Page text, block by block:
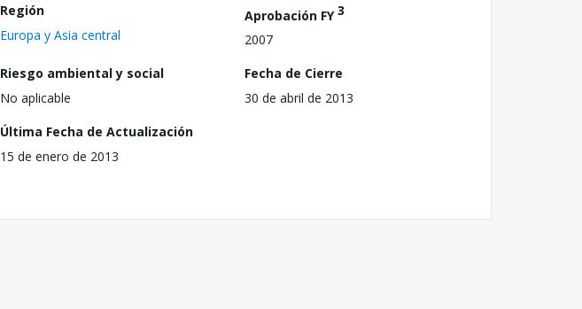
Región
Europa y Asia central
Aprobación FY3
2007
Riesgo ambiental y social
No aplicable
Fecha de Cierre
30 de abril de 2013
Última Fecha de Actualización
15 de enero de 2013